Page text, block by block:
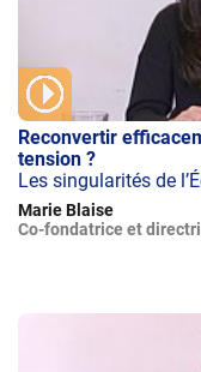
Reconvertir
tension ?
Les singularités de
Marie Blaise
Co-fondatrice et